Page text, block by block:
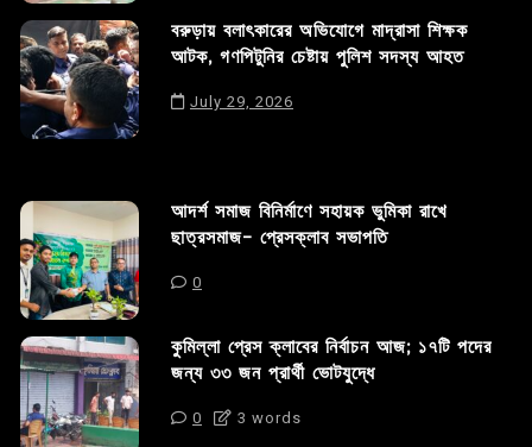
বরুড়ায় বলাৎকারের অভিযোগে মাদ্রাসা শিক্ষক
আটক, গণপিটুনির চেষ্টায় পুলিশ সদস্য আহত
July 29, 2026
আদর্শ সমাজ বিনির্মাণে সহায়ক ভুমিকা রাখে
ছাত্রসমাজ- প্রেসক্লাব সভাপতি
0
কুমিল্লা প্রেস ক্লাবের নির্বাচন আজ; ১৭টি পদের
জন্য ৩৩ জন প্রার্থী ভোটযুদ্ধে
0 3 words